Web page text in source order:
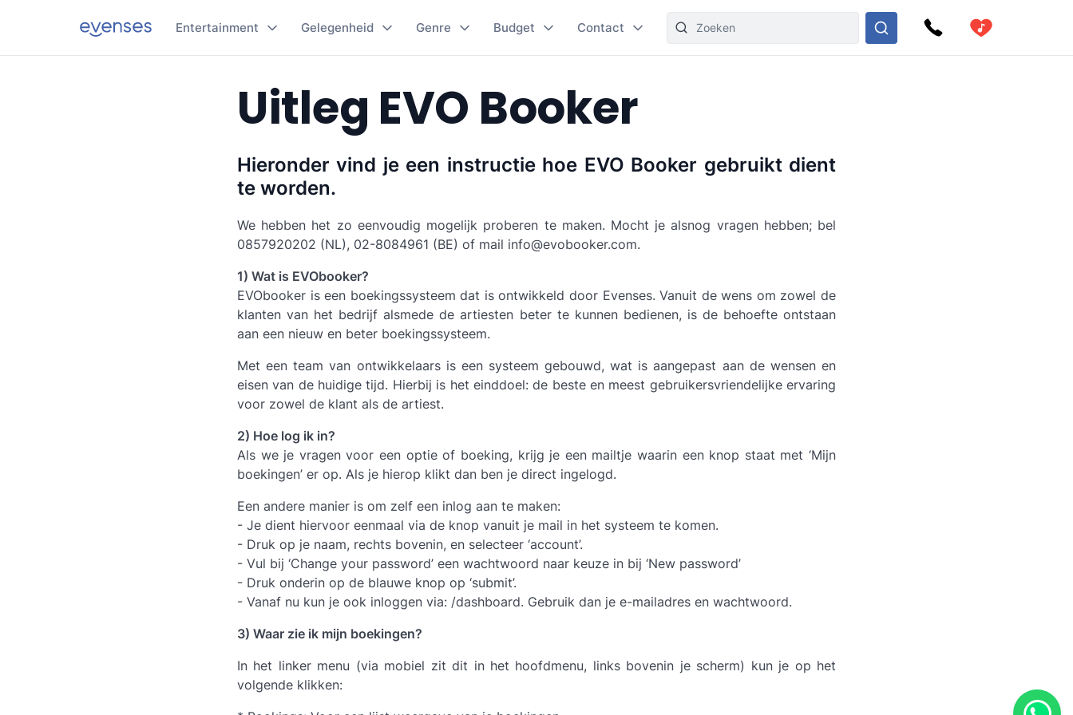
Entertainment Gelegenheid Genre Budget Contact
Uitleg EVO Booker
Hieronder vind je een instructie hoe EVO Booker gebruikt dient
te worden.
We hebben het zo eenvoudig mogelijk proberen te maken. Mocht je alsnog vragen hebben; bel
0857920202 (NL), 02-8084961 (BE) of mail info@evobooker.com.
1) Wat is EVObooker?
EVObooker is een boekingssysteem dat is ontwikkeld door Evenses. Vanuit de wens om zowel de
klanten van het bedrijf alsmede de artiesten beter te kunnen bedienen, is de behoefte ontstaan
aan een nieuw en beter boekingssysteem.
Met een team van ontwikkelaars is een systeem gebouwd, wat is aangepast aan de wensen en
eisen van de huidige tijd. Hierbij is het einddoel: de beste en meest gebruikersvriendelijke ervaring
voor zowel de klant als de artiest.
2) Hoe log ik in?
Als we je vragen voor een optie of boeking, krijg je een mailtje waarin een knop staat met ‘Mijn
boekingen’ er op. Als je hierop klikt dan ben je direct ingelogd.
Een andere manier is om zelf een inlog aan te maken:
- Je dient hiervoor eenmaal via de knop vanuit je mail in het systeem te komen.
- Druk op je naam, rechts bovenin, en selecteer ‘account’.
- Vul bij ‘Change your password’ een wachtwoord naar keuze in bij ‘New password’
- Druk onderin op de blauwe knop op ‘submit’.
- Vanaf nu kun je ook inloggen via: /dashboard. Gebruik dan je e-mailadres en wachtwoord.
3) Waar zie ik mijn boekingen?
In het linker menu (via mobiel zit dit in het hoofdmenu, links bovenin je scherm) kun je op het
volgende klikken: